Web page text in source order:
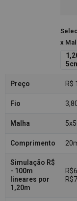
Preço
Fio
Malha
Comprimento
Simulação R$
- 100m
lineares por
1,20m
x
R$